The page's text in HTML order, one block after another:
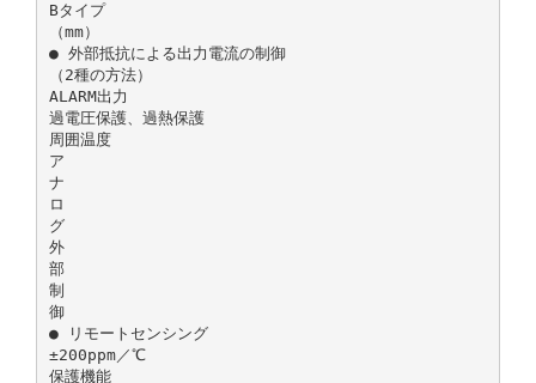
Bタイプ
（mm）
● 外部抵抗による出力電流の制御
（2種の方法）
ALARM出力
過電圧保護、過熱保護
周囲温度
ア
ナ
ロ
グ
外
部
制
御
● リモートセンシング
±200ppm／℃
保護機能